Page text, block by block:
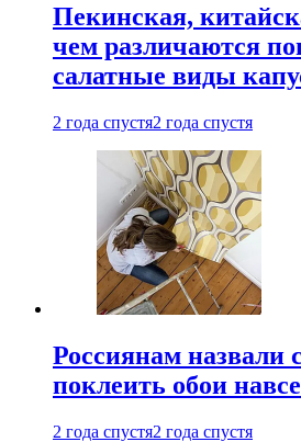
Пекинская,
чем различаются
салатные виды
2 года спустя2 года спустя
Россиянам назвали
поклеить обои
2 года спустя2 года спустя